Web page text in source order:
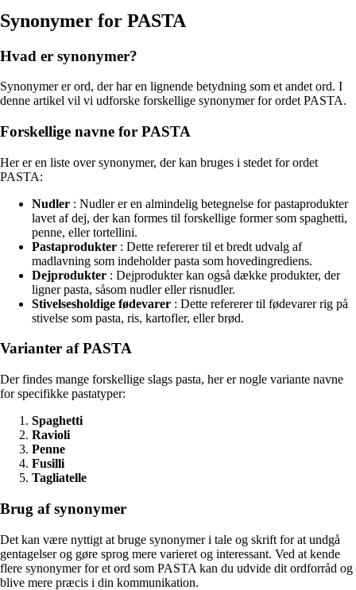
Synonymer for PASTA
Hvad er synonymer?
Synonymer er ord, der har en lignende betydning som et andet ord. I
denne artikel vil vi udforske forskellige synonymer for ordet PASTA.
Forskellige navne for PASTA
Her er en liste over synonymer, der kan bruges i stedet for ordet
PASTA:
Nudler : Nudler er en almindelig betegnelse for pastaprodukter
lavet af dej, der kan formes til forskellige former som spaghetti,
penne, eller tortellini.
Pastaprodukter : Dette refererer til et bredt udvalg af
madlavning som indeholder pasta som hovedingrediens.
Dejprodukter : Dejprodukter kan også dække produkter, der
ligner pasta, såsom nudler eller risnudler.
Stivelsesholdige fødevarer : Dette refererer til fødevarer rig på
stivelse som pasta, ris, kartofler, eller brød.
Varianter af PASTA
Der findes mange forskellige slags pasta, her er nogle variante navne
for specifikke pastatyper:
Spaghetti
Ravioli
Penne
Fusilli
Tagliatelle
Brug af synonymer
Det kan være nyttigt at bruge synonymer i tale og skrift for at undgå
gentagelser og gøre sprog mere varieret og interessant. Ved at kende
flere synonymer for et ord som PASTA kan du udvide dit ordforråd og
blive mere præcis i din kommunikation.